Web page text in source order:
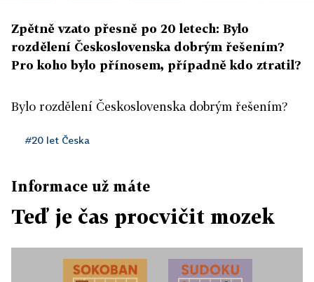
Zpětně vzato přesně po 20 letech: Bylo
rozdělení Československa dobrým řešením?
Pro koho bylo přínosem, případně kdo ztratil?
Bylo rozdělení Československa dobrým řešením?
#20 let Česka
Informace už máte
Teď je čas procvičit mozek